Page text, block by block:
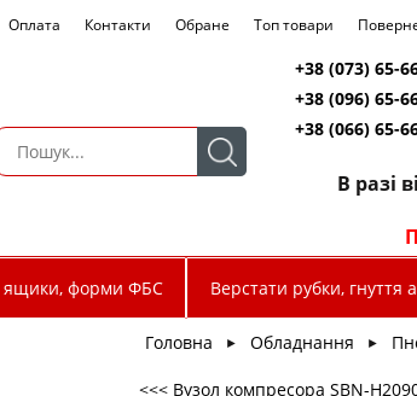
Оплата Контакти Обране Топ товари
+38 (073) 65-
+38 (096) 65-
+38 (066) 65-
В разі
ящики, форми ФБС Верстати рубки, гнуття
Головна ► Обладнання ►
<<< Вузол компресора SBN-